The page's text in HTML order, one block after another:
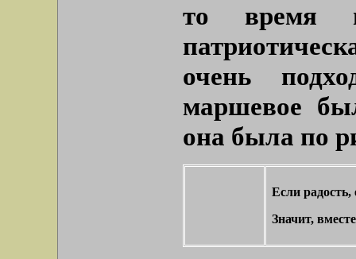
то время
очень
маршевое
она была по
Если радость,
Значит,